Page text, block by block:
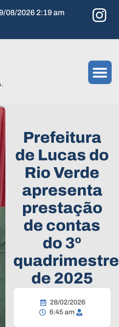
08/2026 2:19 am
Prefeitura
de Lucas do
Rio Verde
apresenta
prestação
de contas
do 3º
quadrimestre
de 2025
28/02/2026
6:45 am